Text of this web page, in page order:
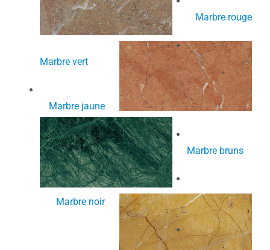
Marbre rouge
Marbre vert
Marbre jaune
Marbre bruns
Marbre noir